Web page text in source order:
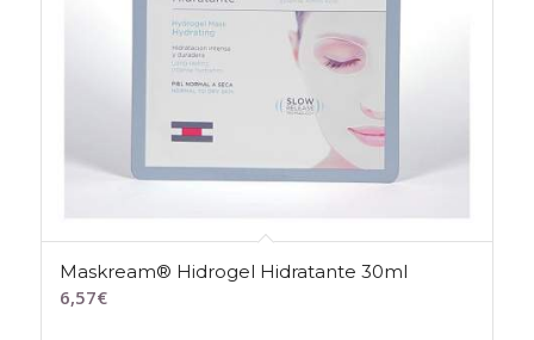
Maskream® Hidrogel Hidratante 30ml
6,57€